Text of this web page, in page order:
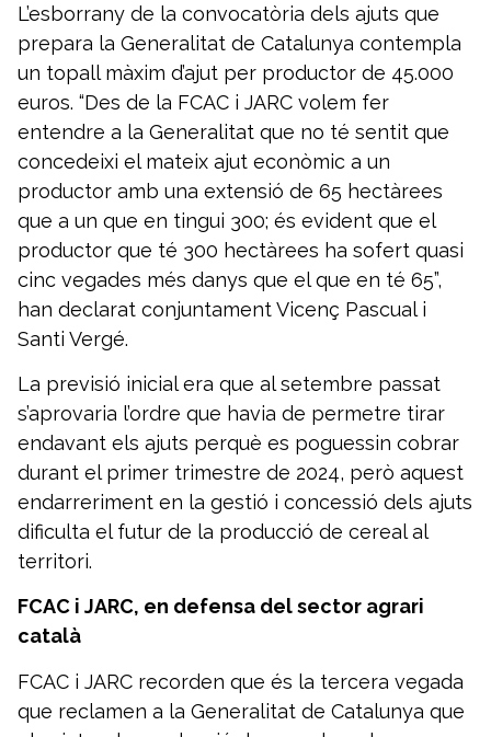
L’esborrany de la convocatòria dels ajuts que
prepara la Generalitat de Catalunya contempla
un topall màxim d’ajut per productor de 45.000
euros. “Des de la FCAC i JARC volem fer
entendre a la Generalitat que no té sentit que
concedeixi el mateix ajut econòmic a un
productor amb una extensió de 65 hectàrees
que a un que en tingui 300; és evident que el
productor que té 300 hectàrees ha sofert quasi
cinc vegades més danys que el que en té 65”,
han declarat conjuntament Vicenç Pascual i
Santi Vergé.
La previsió inicial era que al setembre passat
s’aprovaria l’ordre que havia de permetre tirar
endavant els ajuts perquè es poguessin cobrar
durant el primer trimestre de 2024, però aquest
endarreriment en la gestió i concessió dels ajuts
dificulta el futur de la producció de cereal al
territori.
FCAC i JARC, en defensa del sector agrari
català
FCAC i JARC recorden que és la tercera vegada
que reclamen a la Generalitat de Catalunya que